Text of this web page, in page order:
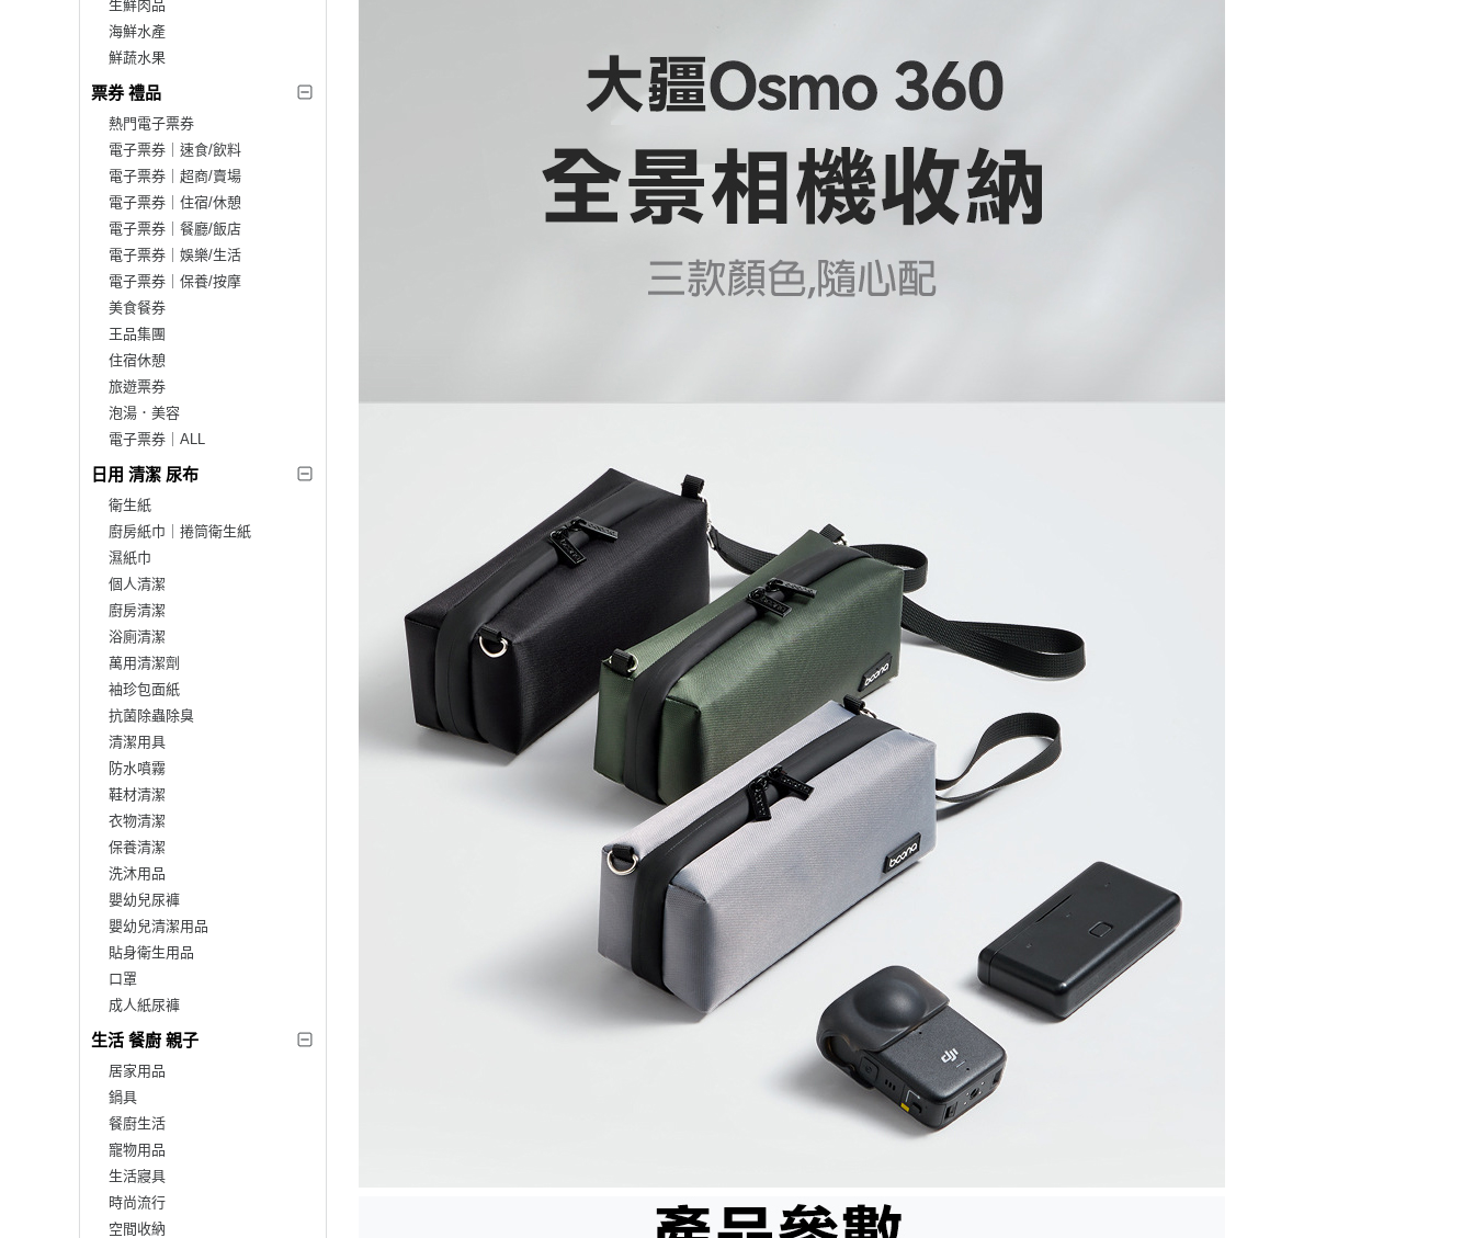
生鮮肉品
海鮮水產
鮮蔬水果
票券 禮品
熱門電子票券
電子票券｜速食/飲料
電子票券｜超商/賣場
電子票券｜住宿/休憩
電子票券｜餐廳/飯店
電子票券｜娛樂/生活
電子票券｜保養/按摩
美食餐券
王品集團
住宿休憩
旅遊票券
泡湯．美容
電子票券｜ALL
日用 清潔 尿布
衛生紙
廚房紙巾｜捲筒衛生紙
濕紙巾
個人清潔
廚房清潔
浴廁清潔
萬用清潔劑
袖珍包面紙
抗菌除蟲除臭
清潔用具
防水噴霧
鞋材清潔
衣物清潔
保養清潔
洗沐用品
嬰幼兒尿褲
嬰幼兒清潔用品
貼身衛生用品
口罩
成人紙尿褲
生活 餐廚 親子
居家用品
鍋具
餐廚生活
寵物用品
生活寢具
時尚流行
空間收納